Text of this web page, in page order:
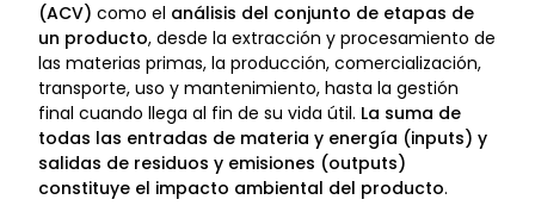
(ACV) como el análisis del conjunto de etapas de
un producto, desde la extracción y procesamiento de
las materias primas, la producción, comercialización,
transporte, uso y mantenimiento, hasta la gestión
final cuando llega al fin de su vida útil. La suma de
todas las entradas de materia y energía (inputs) y
salidas de residuos y emisiones (outputs)
constituye el impacto ambiental del producto.